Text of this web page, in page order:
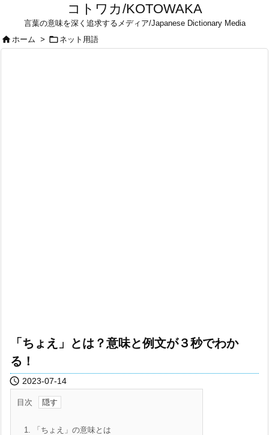
コトワカ/KOTOWAKA
言葉の意味を深く追求するメディア/Japanese Dictionary Media
ホーム >  ネット用語
「ちょえ」とは？意味と例文が３秒でわか
る！
 2023-07-14
目次
1. 「ちょえ」の意味とは